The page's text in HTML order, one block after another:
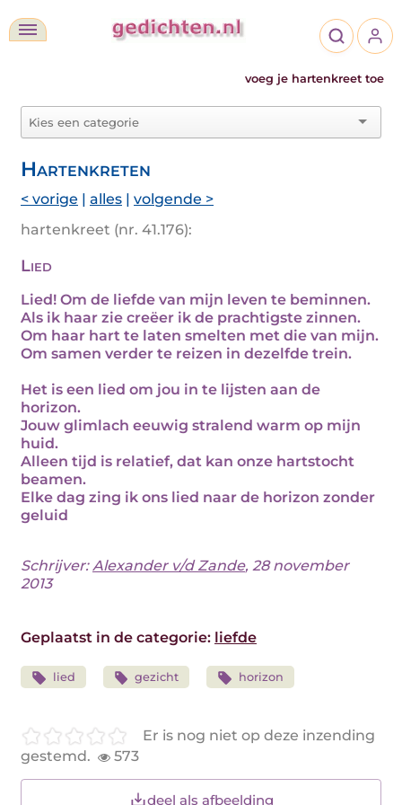
voeg je hartenkreet toe
Hartenkreten
< vorige | alles | volgende >
hartenkreet (nr. 41.176):
Lied
Lied! Om de liefde van mijn leven te beminnen.
Als ik haar zie creëer ik de prachtigste zinnen.
Om haar hart te laten smelten met die van mijn.
Om samen verder te reizen in dezelfde trein.
Het is een lied om jou in te lijsten aan de
horizon.
Jouw glimlach eeuwig stralend warm op mijn
huid.
Alleen tijd is relatief, dat kan onze hartstocht
beamen.
Elke dag zing ik ons lied naar de horizon zonder
geluid
Schrijver:Alexander v/d Zande, 28 november
2013
Geplaatst in de categorie: liefde
lied gezicht horizon
Er is nog niet op deze inzending
gestemd.
573
deel als afbeelding